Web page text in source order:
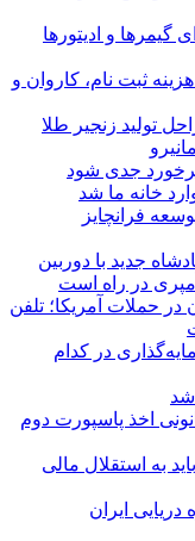
گیمرها و ادیتورها
کامل هزینه ثبت نام، کاروان و
تولید زنجیر طلا
جدی شود
خانه ما شد
فرانچایز
شیائومی ۱۸ پرو/ پادشاه جدید با دوربین
در حملات آمریکا؛ تلفن
در کدام
شد
اخذ پاسپورت دوم
به استقلال مالی
ایران